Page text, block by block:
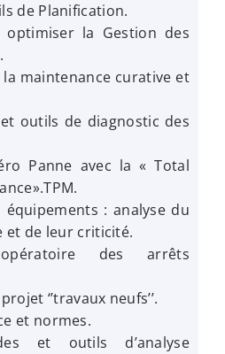
de Planification.
optimiser la Gestion des
maintenance curative et
outils de diagnostic des
Panne avec la « Total
équipements : analyse du
et de leur criticité.
des arrêts
‘’travaux neufs’’.
et normes.
et outils d’analyse